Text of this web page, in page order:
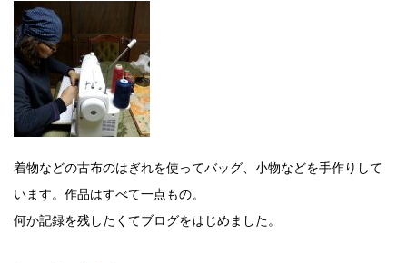
着物などの古布のはぎれを使ってバッグ、小物などを手作りして
います。作品はすべて一点もの。
何か記録を残したくてブログをはじめました。